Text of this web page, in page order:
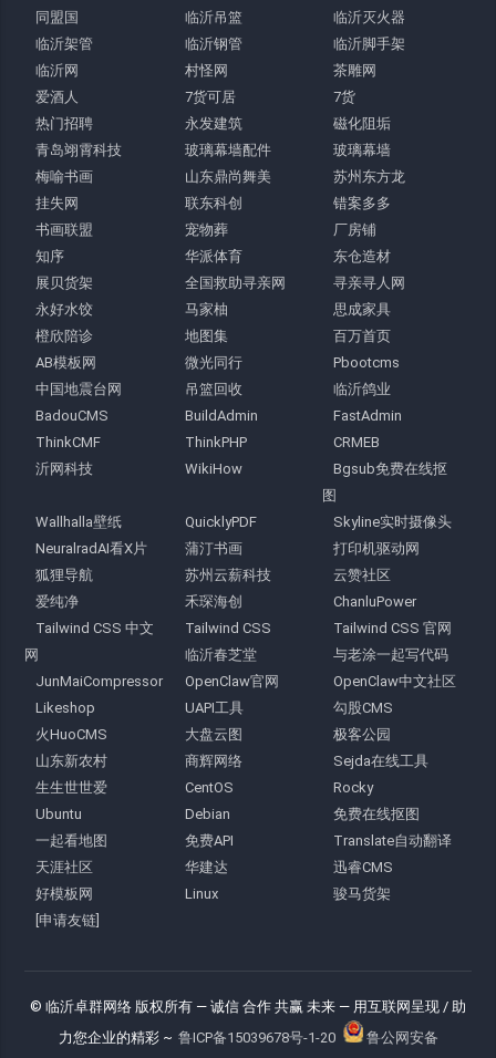
同盟国
临沂吊篮
临沂灭火器
临沂架管
临沂钢管
临沂脚手架
临沂网
村怪网
茶雕网
爱酒人
7货可居
7货
热门招聘
永发建筑
磁化阻垢
青岛翊霄科技
玻璃幕墙配件
玻璃幕墙
梅喻书画
山东鼎尚舞美
苏州东方龙
挂失网
联东科创
错案多多
书画联盟
宠物葬
厂房铺
知序
华派体育
东仓造材
展贝货架
全国救助寻亲网
寻亲寻人网
永好水饺
马家柚
思成家具
橙欣陪诊
地图集
百万首页
AB模板网
微光同行
Pbootcms
中国地震台网
吊篮回收
临沂鸽业
BadouCMS
BuildAdmin
FastAdmin
ThinkCMF
ThinkPHP
CRMEB
沂网科技
WikiHow
Bgsub免费在线抠
图
Wallhalla壁纸
QuicklyPDF
Skyline实时摄像头
NeuralradAI看X片
蒲汀书画
打印机驱动网
狐狸导航
苏州云薪科技
云赞社区
爱纯净
禾琛海创
ChanluPower
Tailwind CSS 中文
网
Tailwind CSS
Tailwind CSS 官网
临沂春芝堂
与老涂一起写代码
JunMaiCompressor
OpenClaw官网
OpenClaw中文社区
Likeshop
UAPI工具
勾股CMS
火HuoCMS
大盘云图
极客公园
山东新农村
商辉网络
Sejda在线工具
生生世世爱
CentOS
Rocky
Ubuntu
Debian
免费在线抠图
一起看地图
免费API
Translate自动翻译
天涯社区
华建达
迅睿CMS
好模板网
Linux
骏马货架
[申请友链]
© 临沂卓群网络 版权所有 — 诚信 合作 共赢 未来 — 用互联网呈现 / 助
力您企业的精彩 ~ 鲁ICP备15039678号-1-20
鲁公网安备